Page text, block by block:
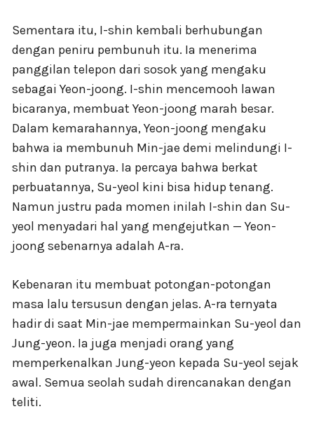
Sementara itu, I-shin kembali berhubungan
dengan peniru pembunuh itu. Ia menerima
panggilan telepon dari sosok yang mengaku
sebagai Yeon-joong. I-shin mencemooh lawan
bicaranya, membuat Yeon-joong marah besar.
Dalam kemarahannya, Yeon-joong mengaku
bahwa ia membunuh Min-jae demi melindungi I-
shin dan putranya. Ia percaya bahwa berkat
perbuatannya, Su-yeol kini bisa hidup tenang.
Namun justru pada momen inilah I-shin dan Su-
yeol menyadari hal yang mengejutkan — Yeon-
joong sebenarnya adalah A-ra.
Kebenaran itu membuat potongan-potongan
masa lalu tersusun dengan jelas. A-ra ternyata
hadir di saat Min-jae mempermainkan Su-yeol dan
Jung-yeon. Ia juga menjadi orang yang
memperkenalkan Jung-yeon kepada Su-yeol sejak
awal. Semua seolah sudah direncanakan dengan
teliti.